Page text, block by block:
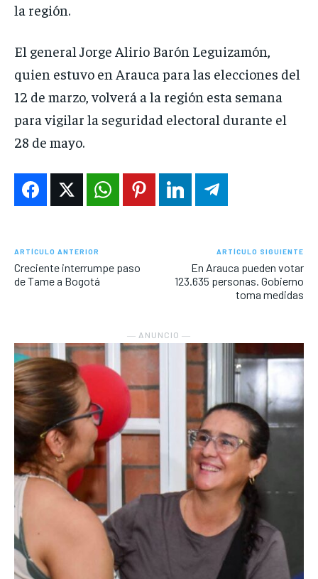
la región.
El general Jorge Alirio Barón Leguizamón,
quien estuvo en Arauca para las elecciones del
12 de marzo, volverá a la región esta semana
para vigilar la seguridad electoral durante el
28 de mayo.
ARTÍCULO ANTERIOR
Creciente interrumpe paso
de Tame a Bogotá
ARTÍCULO SIGUIENTE
En Arauca pueden votar
123.635 personas. Gobierno
toma medidas
― ANUNCIO ―